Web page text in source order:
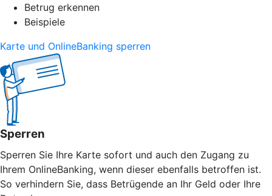
Betrug erkennen
Beispiele
Karte und OnlineBanking sperren
Sperren
Sperren Sie Ihre Karte sofort und auch den Zugang zu
Ihrem OnlineBanking, wenn dieser ebenfalls betroffen ist.
So verhindern Sie, dass Betrügende an Ihr Geld oder Ihre